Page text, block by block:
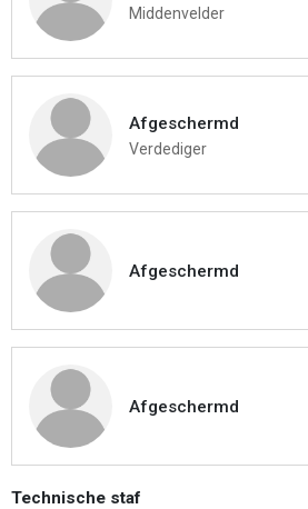
Middenvelder
Afgeschermd
Verdediger
Afgeschermd
Afgeschermd
Technische staf